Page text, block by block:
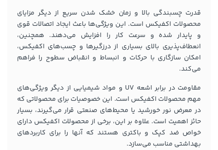
قدرت چسبندگی بالا و زمان خشک شدن سریع از دیگر مزایای
محصولات اکفیکس است. این ویژگی‌ها باعث ایجاد اتصالات قوی
و پایدار شده و سرعت کار را افزایش می‌دهند. همچنین،
انعطاف‌پذیری بالای بسیاری از درزگیرها و چسب‌های اکفیکس،
امکان سازگاری با حرکات و انبساط و انقباض سطوح را فراهم
می‌کند.
مقاومت در برابر اشعه UV و مواد شیمیایی از دیگر ویژگی‌های
مهم محصولات اکفیکس است. این خصوصیات برای محصولاتی که
در معرض نور خورشید یا محیط‌های صنعتی قرار می‌گیرند، بسیار
حائز اهمیت است. علاوه بر این، برخی از محصولات اکفیکس دارای
خواص ضد کپک و باکتری هستند که آنها را برای کاربردهای
بهداشتی مناسب می‌سازد.